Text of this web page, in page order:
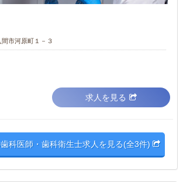
市河原町１－３
求人を見る
科医師・歯科衛生士求人を見る(全3件)